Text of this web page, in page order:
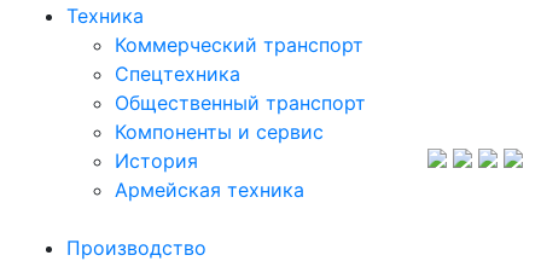
Техника
Коммерческий транспорт
Спецтехника
Общественный транспорт
Компоненты и сервис
История
Армейская техника
Производство